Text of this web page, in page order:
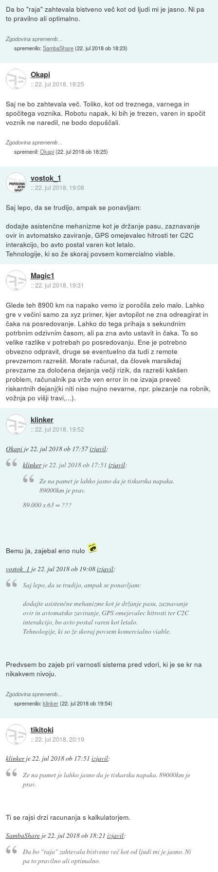
Da bo "raja" zahtevala bistveno več kot od ljudi mi je jasno. Ni pa
to pravilno ali optimalno.
Zgodovina sprememb…
spremenilo:SambaShare(22. jul 2018 ob 18:23)
Okapi
::22. jul 2018, 18:25
Saj ne bo zahtevala več. Toliko, kot od treznega, varnega in
spočitega voznika. Robotu napak, ki bih je trezen, varen in spočit
voznik ne naredil, ne bodo dopuščali.
Zgodovina sprememb…
spremenil:Okapi(22. jul 2018 ob 18:25)
vostok_1
::22. jul 2018, 19:08
Saj lepo, da se trudijo, ampak se ponavljam:
dodajte asistenčne mehanizme kot je držanje pasu, zaznavanje
ovir in avtomatsko zaviranje, GPS omejevalec hitrosti ter C2C
interakcijo, bo avto postal varen kot letalo.
Tehnologije, ki so že skoraj povsem komercialno viable.
Magic1
::22. jul 2018, 19:31
Glede teh 8900 km na napako vemo iz poročila zelo malo. Lahko
gre v večini samo za xyz primer, kjer avtopilot ne zna odreagirat in
čaka na posredovanje. Lahko do tega prihaja s sekundnim
potrbnim odzivnim časom, ali pa zna avto ustavit in čaka. To so
velike razlike v potrebah po posredovanju. Ene je potrebno
obvezno odpravit, druge se eventuelno da tudi z remote
prevzemom razrešit. Morate računat, da človek marsikdaj
prevzame za določena dejanja večji rizik, da razreši kakšen
problem, računalnik pa vrže ven error in ne izvaja preveč
riskantnih dejanj(ki niti niso nujno nevarne, npr. plezanje na robnik,
vožnja po višji travi,...).
klinker
::22. jul 2018, 19:52
Okapi je22. jul 2018 ob 17:57izjavil:
klinkerje22. jul 2018 ob 17:51 izjavil:
Ze na pamet je lahko jasno da je tiskarska napaka.
89000km je prav.
89.000 x 63 = ???
Bemu ja, zajebal eno nulo
vostok_1 je22. jul 2018 ob 19:08izjavil:
Saj lepo, da se trudijo, ampak se ponavljam:
dodajte asistenčne mehanizme kot je držanje pasu, zaznavanje
ovir in avtomatsko zaviranje, GPS omejevalec hitrosti ter C2C
interakcijo, bo avto postal varen kot letalo.
Tehnologije, ki so že skoraj povsem komercialno viable.
Predvsem bo zajeb pri varnosti sistema pred vdori, ki je se kr na
nikakvem nivoju.
Zgodovina sprememb…
spremenilo:klinker(22. jul 2018 ob 19:54)
tikitoki
::22. jul 2018, 20:19
klinkerje22. jul 2018 ob 17:51 izjavil:
Ze na pamet je lahko jasno da je tiskarska napaka. 89000km je
prav.
Ti se rajsi drzi racunanja s kalkulatorjem.
SambaShare je22. jul 2018 ob 18:21 izjavil:
Da bo "raja" zahtevala bistveno več kot od ljudi mi je jasno. Ni
pa to pravilno ali optimalno.